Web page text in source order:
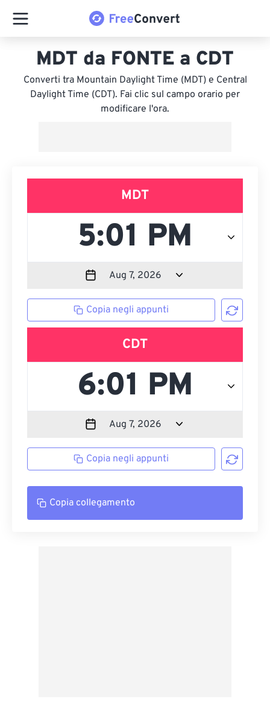
MDT da FONTE a CDT
Converti tra Mountain Daylight Time (MDT) e Central
Daylight Time (CDT). Fai clic sul campo orario per
modificare l'ora.
MDT
Copia negli appunti
CDT
Copia negli appunti
Copia collegamento